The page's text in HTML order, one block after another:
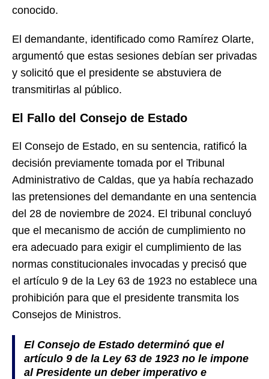
conocido.
El demandante, identificado como Ramírez Olarte,
argumentó que estas sesiones debían ser privadas
y solicitó que el presidente se abstuviera de
transmitirlas al público.
El Fallo del Consejo de Estado
El Consejo de Estado, en su sentencia, ratificó la
decisión previamente tomada por el Tribunal
Administrativo de Caldas, que ya había rechazado
las pretensiones del demandante en una sentencia
del 28 de noviembre de 2024. El tribunal concluyó
que el mecanismo de acción de cumplimiento no
era adecuado para exigir el cumplimiento de las
normas constitucionales invocadas y precisó que
el artículo 9 de la Ley 63 de 1923 no establece una
prohibición para que el presidente transmita los
Consejos de Ministros.
El Consejo de Estado determinó que el
artículo 9 de la Ley 63 de 1923 no le impone
al Presidente un deber imperativo e